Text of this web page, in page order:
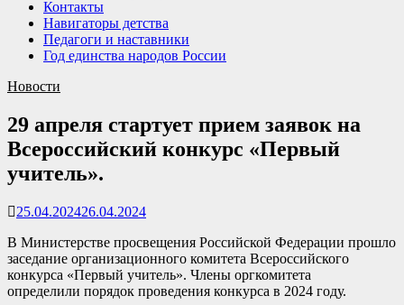
Контакты
Навигаторы детства
Педагоги и наставники
Год единства народов России
Новости
29 апреля стартует прием заявок на
Всероссийский конкурс «Первый
учитель».
25.04.202426.04.2024
В Министерстве просвещения Российской Федерации прошло
заседание организационного комитета Всероссийского
конкурса «Первый учитель». Члены оргкомитета
определили порядок проведения конкурса в 2024 году.